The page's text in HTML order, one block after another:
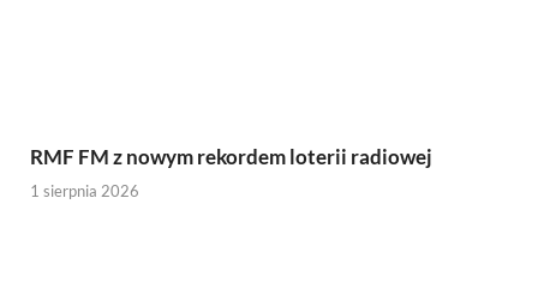
RMF FM z nowym rekordem loterii radiowej
1 sierpnia 2026